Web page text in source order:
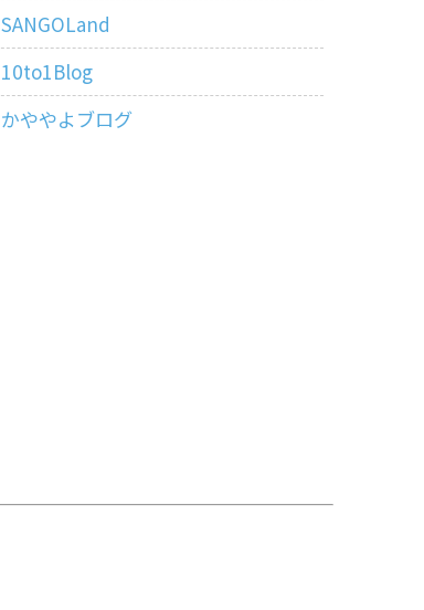
SANGOLand
10to1Blog
かややよブログ